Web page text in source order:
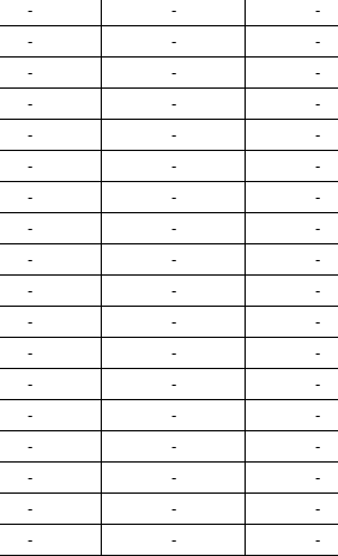
- -
-
- -
-
- -
-
- -
-
- -
-
- -
-
- -
-
- -
-
- -
-
- -
-
- -
-
- -
-
- -
-
- -
-
- -
-
- -
-
- -
-
- -
-